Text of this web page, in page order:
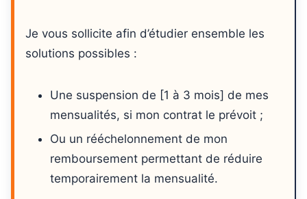
Je vous sollicite afin d’étudier ensemble les
solutions possibles :
Une suspension de [1 à 3 mois] de mes
mensualités, si mon contrat le prévoit ;
Ou un rééchelonnement de mon
remboursement permettant de réduire
temporairement la mensualité.